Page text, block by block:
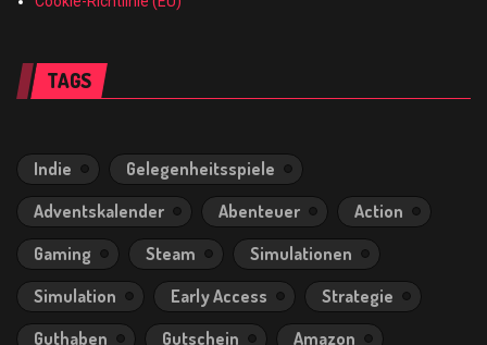
TAGS
Indie
Gelegenheitsspiele
Adventskalender
Abenteuer
Action
Gaming
Steam
Simulationen
Simulation
Early Access
Strategie
Guthaben
Gutschein
Amazon